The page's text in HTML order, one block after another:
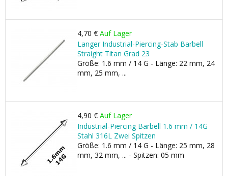
4,70 € Auf Lager
Langer Industrial-Piercing-Stab Barbell
Straight Titan Grad 23
Größe: 1.6 mm / 14 G - Länge: 22 mm, 24
mm, 25 mm, ...
4,90 € Auf Lager
Industrial-Piercing Barbell 1.6 mm / 14G
Stahl 316L Zwei Spitzen
Größe: 1.6 mm / 14 G - Länge: 25 mm, 28
mm, 32 mm, ... - Spitzen: 05 mm